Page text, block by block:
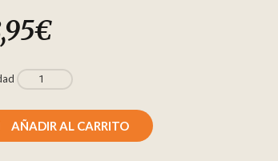
€
AÑADIR AL CARRITO